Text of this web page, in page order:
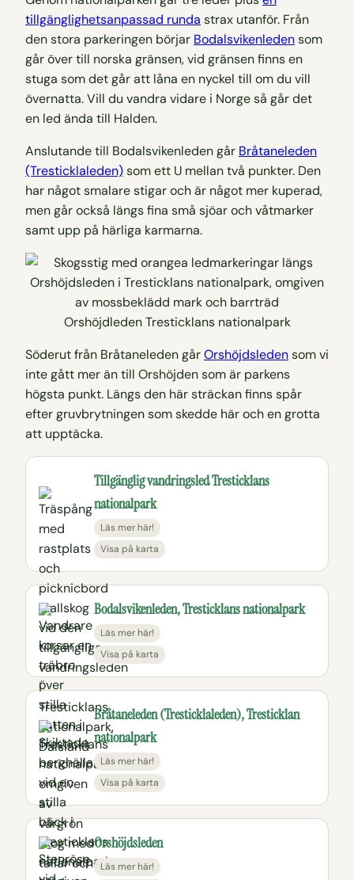
tillgänglighetsanpassad runda strax utanför. Från
den stora parkeringen börjar Bodalsvikenledensom
går över till norska gränsen, vid gränsen finns en
stuga som det går att låna en nyckel till om du vill
övernatta. Vill du vandra vidare i Norge så går det
en led ända till Halden.
Anslutande till Bodalsvikenleden går Bråtaneleden
(Tresticklaleden)som ett U mellan två punkter. Den
har något smalare stigar och är något mer kuperad,
men går också längs fina små sjöar och våtmarker
samt upp på härliga karmarna.
Orshöjdleden Tresticklans nationalpark
Söderut från Bråtaneleden gårOrshöjdsledensom vi
inte gått mer än till Orshöjden som är parkens
högsta punkt. Längs den här sträckan finns spår
efter gruvbrytningen som skedde här och en grotta
att upptäcka.
Tillgänglig vandringsled Tresticklans
nationalpark
Läs mer här!
Visa på karta
Bodalsvikenleden, Tresticklans nationalpark
Läs mer här!
Visa på karta
Bråtaneleden (Tresticklaleden), Tresticklan
nationalpark
Läs mer här!
Visa på karta
Orshöjdsleden
Läs mer här!